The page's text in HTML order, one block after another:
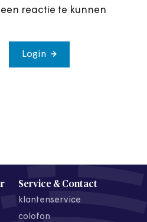
reactie te kunnen
Login
Service & Contact
klantenservice
colofon